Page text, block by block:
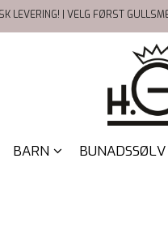
LEVERING! | VELG FØRST
BARN BUNADSSØLV